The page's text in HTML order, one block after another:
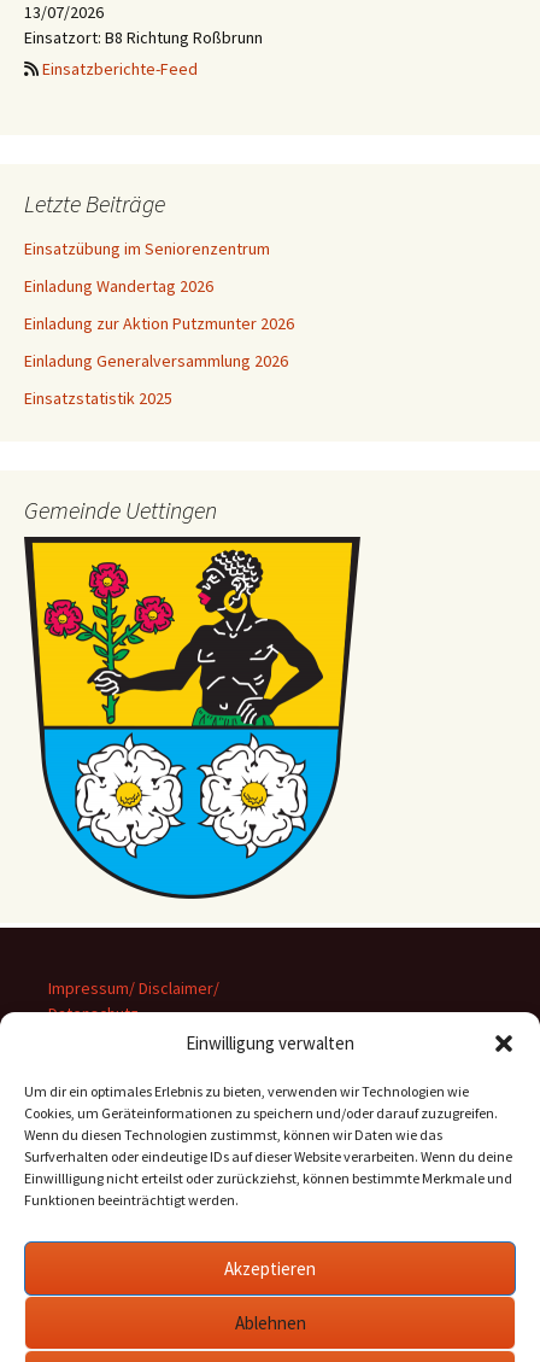
Einwilligung verwalten
Um dir ein optimales Erlebnis zu bieten, verwenden wir Technologien wie
Cookies, um Geräteinformationen zu speichern und/oder darauf zuzugreifen.
Wenn du diesen Technologien zustimmst, können wir Daten wie das
Surfverhalten oder eindeutige IDs auf dieser Website verarbeiten. Wenn du deine
Einwillligung nicht erteilst oder zurückziehst, können bestimmte Merkmale und
Funktionen beeinträchtigt werden.
Akzeptieren
Ablehnen
13/07/2026
Einsatzort: B8 Richtung Roßbrunn
Einsatzberichte-Feed
Letzte Beiträge
Einsatzübung im Seniorenzentrum
Einladung Wandertag 2026
Einladung zur Aktion Putzmunter 2026
Einladung Generalversammlung 2026
Einsatzstatistik 2025
Gemeinde Uettingen
Impressum/ Disclaimer/
Datenschutz
Suchen
nach:
Archiv